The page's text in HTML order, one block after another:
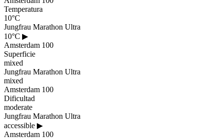
Temperatura
10°C
Jungfrau Marathon Ultra
10°C ▶
Amsterdam 100
Superficie
mixed
Jungfrau Marathon Ultra
mixed
Amsterdam 100
Dificultad
moderate
Jungfrau Marathon Ultra
accessible ▶
Amsterdam 100